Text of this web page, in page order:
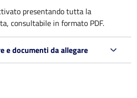
presentando tutta la
consultabile in formato PDF.
e documenti da allegare